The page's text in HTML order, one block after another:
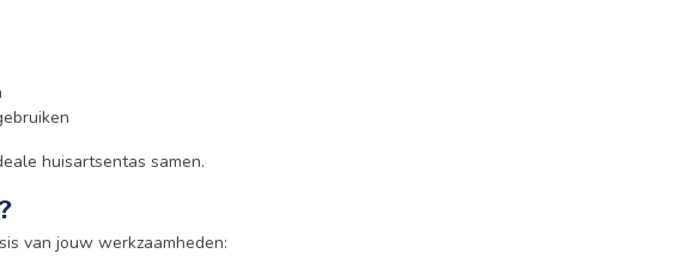
huisartsentas samen.
van jouw werkzaamheden: